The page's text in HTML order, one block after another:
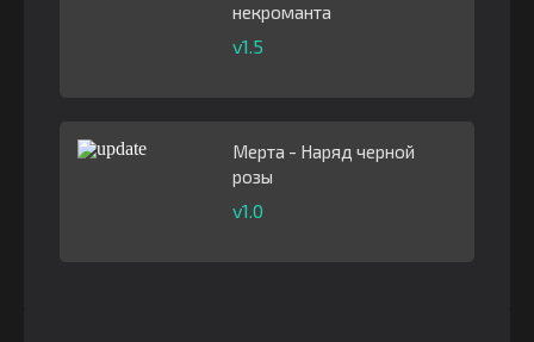
некроманта
v1.5
Мерта - Наряд черной
розы
v1.0